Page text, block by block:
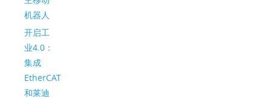
机器人
开启工
业4.0：
集成
EtherCAT
和莱迪